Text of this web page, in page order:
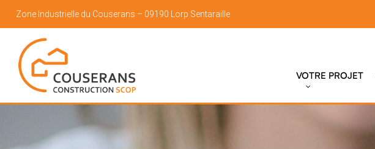
Zone Industrielle du Couserans – 09190 Lorp Sentaraille
VOTRE PROJET